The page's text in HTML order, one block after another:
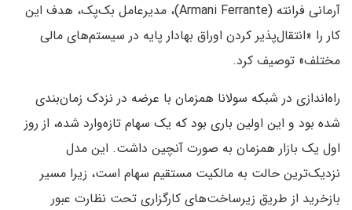
آرمانی فرانته (Armani Ferrante)، مدیرعامل بک‌پک، هدف این
کار را «انتقال‌پذیر کردن اوراق بهادار پایه در سیستم‌های مالی
مختلف» توصیف کرد.
راه‌اندازی در شبکه سولانا همزمان با عرضه در نزدک زمان‌بندی
شده بود و این اولین باری بود که یک سهام تازه‌وارد شده، از روز
اول یک بازار همزمان به صورت آنچین داشت. این مدل
نزدیک‌ترین حالت به مالکیت مستقیم سهام است، زیرا مسیر
بازخرید از طریق زیرساخت‌های کارگزاری تحت نظارت عبور